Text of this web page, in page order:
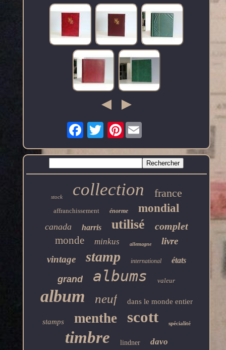
Pinterest
stock collection france
affranchissement énorme mondial
canada harris utilisé complet
monde minkus allemagne
livre
vintage
stamp international états
grand albums valeur
album neuf dans le monde entier
stamps menthe scott spécialité
timbre lindner davo